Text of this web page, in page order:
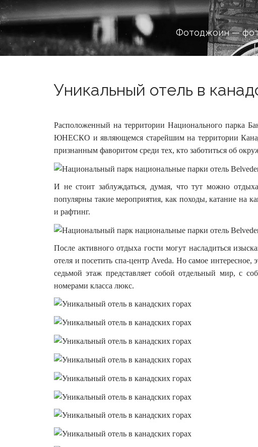
Фотоджоин —
Уникальный отель в
Расположенный на территории Национального парка
ЮНЕСКО и являющемся старейшим на территории
признанным фаворитом среди тех, кто заботиться об
И не стоит заблуждаться, думая, что тут можно
популярны такие мероприятия, как походы, катание на
и рафтинг.
После активного отдыха гости могут насладиться
отеля и посетить спа-центр Aveda. Но самое
седьмой этаж представляет собой отдельный мир, с
номерами класса люкс.